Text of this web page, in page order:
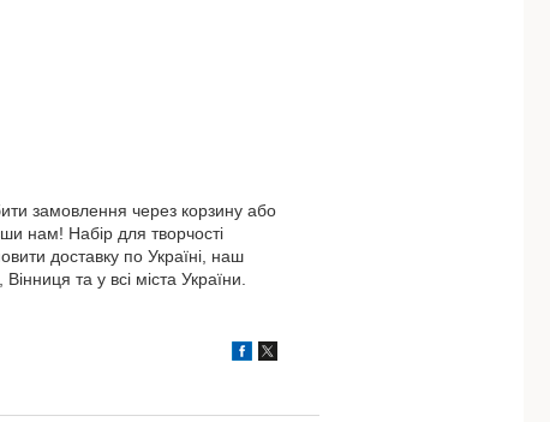
замовлення через корзину або
нам! Набір для творчості
доставку по Україні, наш
та у всі міста України.